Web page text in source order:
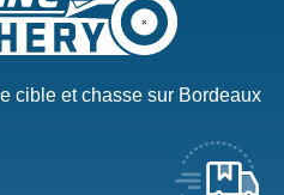
cible et chasse sur Bordeaux